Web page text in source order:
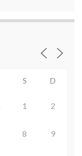
S D
1 2
8 9